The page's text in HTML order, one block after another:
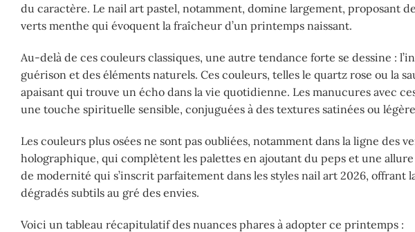
du caractère. Le nail art pastel, notamment, domine largement, proposant
verts menthe qui évoquent la fraîcheur d’un printemps naissant.
Au-delà de ces couleurs classiques, une autre tendance forte se dessine :
guérison et des éléments naturels. Ces couleurs, telles le quartz rose ou la
apaisant qui trouve un écho dans la vie quotidienne. Les manucures avec
une touche spirituelle sensible, conjuguées à des textures satinées ou
Les couleurs plus osées ne sont pas oubliées, notamment dans la ligne des
holographique, qui complètent les palettes en ajoutant du peps et une
de modernité qui s’inscrit parfaitement dans les styles nail art 2026, offrant
dégradés subtils au gré des envies.
Voici un tableau récapitulatif des nuances phares à adopter ce printemps :